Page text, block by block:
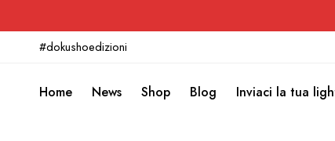
#dokushoedizioni
Home News Shop Blog Inviaci la tua